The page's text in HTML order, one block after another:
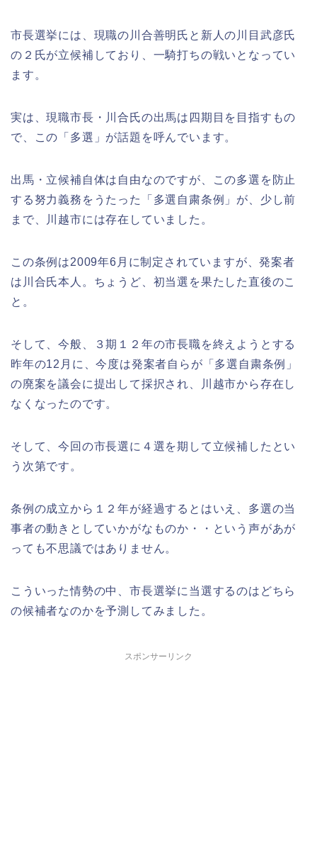
市長選挙には、現職の川合善明氏と新人の川目武彦氏
の２氏が立候補しており、一騎打ちの戦いとなってい
ます。
実は、現職市長・川合氏の出馬は四期目を目指すもの
で、この「多選」が話題を呼んでいます。
出馬・立候補自体は自由なのですが、この多選を防止
する努力義務をうたった「多選自粛条例」が、少し前
まで、川越市には存在していました。
この条例は2009年6月に制定されていますが、発案者
は川合氏本人。ちょうど、初当選を果たした直後のこ
と。
そして、今般、３期１２年の市長職を終えようとする
昨年の12月に、今度は発案者自らが「多選自粛条例」
の廃案を議会に提出して採択され、川越市から存在し
なくなったのです。
そして、今回の市長選に４選を期して立候補したとい
う次第です。
条例の成立から１２年が経過するとはいえ、多選の当
事者の動きとしていかがなものか・・という声があが
っても不思議ではありません。
こういった情勢の中、市長選挙に当選するのはどちら
の候補者なのかを予測してみました。
スポンサーリンク